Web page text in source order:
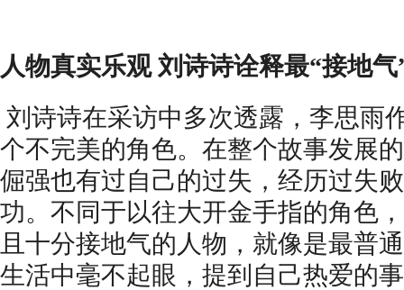
人物真实乐观 刘诗诗诠释最“接地
刘诗诗在采访中多次透露，李思雨
个不完美的角色。在整个故事发展
倔强也有过自己的过失，经历过失
功。不同于以往大开金手指的角色
且十分接地气的人物，就像是最普
生活中毫不起眼，提到自己热爱的